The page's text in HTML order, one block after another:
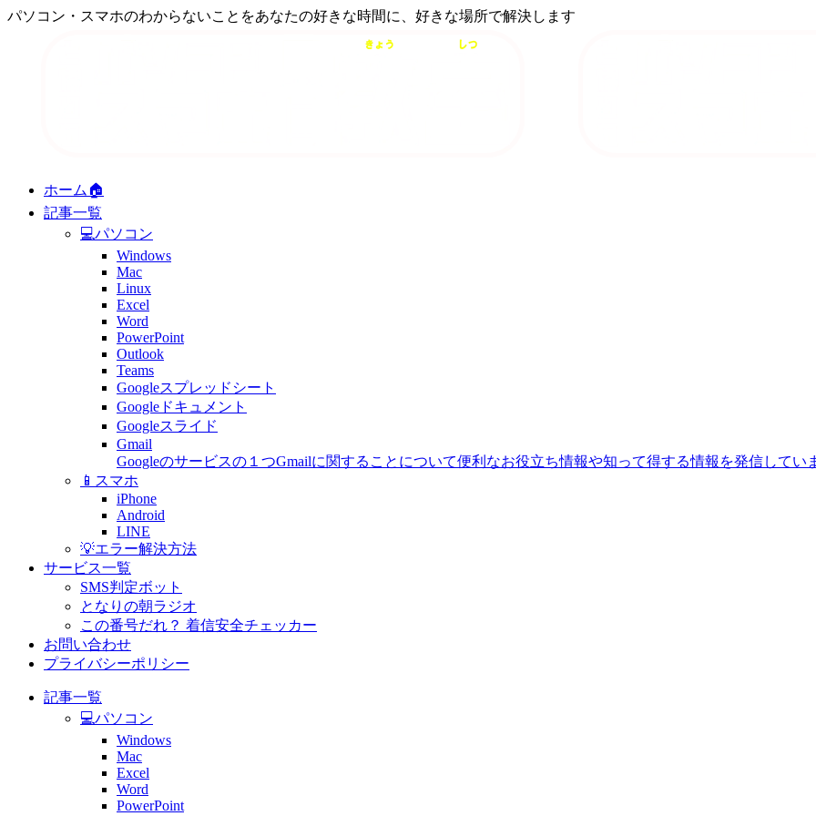
パソコン・スマホのわからないことをあなたの好きな時間に、好きな場所で解決します
ホーム🏠
記事一覧
💻パソコン
Windows
Mac
Linux
Excel
Word
PowerPoint
Outlook
Teams
Googleスプレッドシート
Googleドキュメント
Googleスライド
Gmail
Googleのサービスの１つGmailに関することについて便利なお役立ち情報や知って得する情報を発信してい
📱スマホ
iPhone
Android
LINE
💡エラー解決方法
サービス一覧
SMS判定ボット
となりの朝ラジオ
この番号だれ？ 着信安全チェッカー
お問い合わせ
プライバシーポリシー
記事一覧
💻パソコン
Windows
Mac
Excel
Word
PowerPoint